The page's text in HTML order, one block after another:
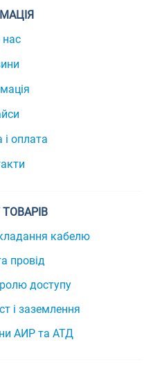
оплата
кабелю
провід
доступу
і заземлення
АИР та АТД